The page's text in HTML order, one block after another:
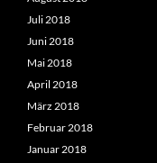
Juli 2018
Juni 2018
Mai 2018
April 2018
März 2018
Februar 2018
Januar 2018